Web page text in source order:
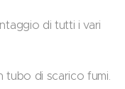
di tutti i vari
tubo di scarico fumi.